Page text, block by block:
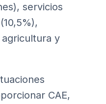
servicios
y
CAE,